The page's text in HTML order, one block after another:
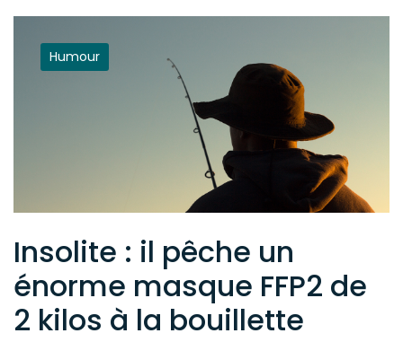
Humour
Insolite : il pêche un
énorme masque FFP2 de
2 kilos à la bouillette